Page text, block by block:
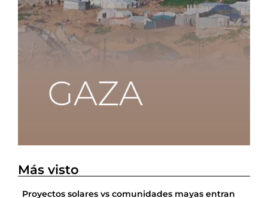
Más visto
Proyectos solares vs comunidades mayas entran